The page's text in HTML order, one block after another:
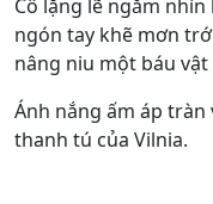
Cô lặng lẽ ngắm
ngón tay khẽ mơn
nâng niu một báu vật
Ánh nắng ấm áp
thanh tú của Vilnia.